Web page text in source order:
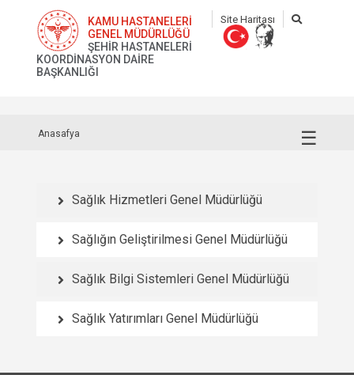
KAMU HASTANELERİ
GENEL MÜDÜRLÜĞÜ
ŞEHİR HASTANELERİ
KOORDİNASYON DAİRE
BAŞKANLIĞI
Site Haritası
☰
Anasafya
Sağlık Hizmetleri Genel Müdürlüğü
Sağlığın Geliştirilmesi Genel Müdürlüğü
Sağlık Bilgi Sistemleri Genel Müdürlüğü
Sağlık Yatırımları Genel Müdürlüğü